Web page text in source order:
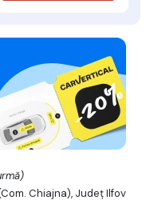
Chiajna), Județ Ilfov